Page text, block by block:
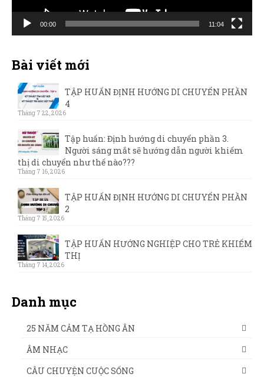
00:00 11:04
Bài viết mới
TẬP HUẤN ĐỊNH HƯỚNG DI CHUYỂN PHẦN
4
Tháng 7 22, 2026
Tập huấn: Định hướng di chuyển phần 3.
Người sáng mắt sẽ hướng dẫn người khiếm
thị di chuyển như thế nào???
Tháng 7 16, 2026
TẬP HUẤN ĐỊNH HƯỚNG DI CHUYỂN PHẦN
2
Tháng 7 15, 2026
TẬP HUẤN HƯỚNG NGHIỆP CHO TRẺ KHIẾM
THỊ
Tháng 7 14, 2026
Danh mục
25 NĂM CẢM TẠ HỒNG ÂN
ÂM NHẠC
CÂU CHUYỆN CUỘC SỐNG